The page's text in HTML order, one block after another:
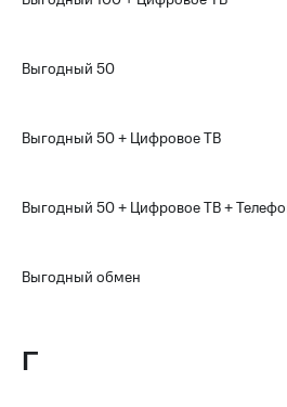
Пополнить
другого
оператора
интернета
Выгодный 50
Выгодный 50 + Цифровое ТВ
Выгодный 50 + Цифровое ТВ +
Выгодный обмен
Г